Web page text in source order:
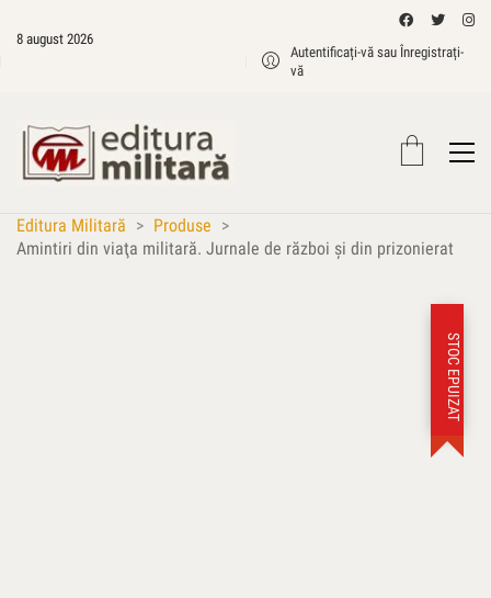
8 august 2026
Autentificați-vă sau Înregistrați-
vă
Editura Militară > Produse >
Amintiri din viaţa militară. Jurnale de război şi din prizonierat
STOC EPUIZAT